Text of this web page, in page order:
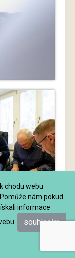
chodu webu
nám pokud
informace
souhlasím